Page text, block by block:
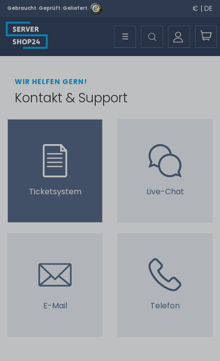
Gebraucht. Geprüft. Geliefert. € | DE
☰
WIR HELFEN GERN!
Kontakt & Support
Ticketsystem Live-Chat
E-Mail Telefon